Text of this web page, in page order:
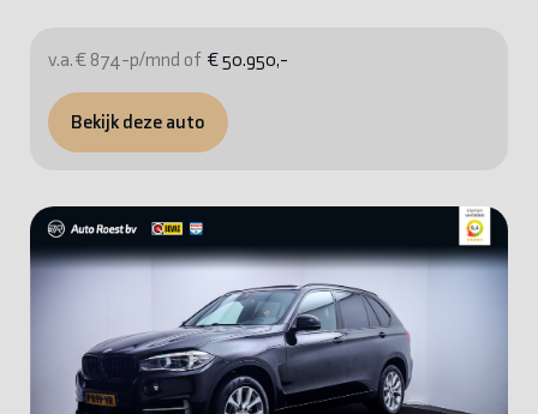
v.a. € 874-p/mnd of € 50.950,-
Bekijk deze auto